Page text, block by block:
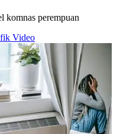
komnas perempuan
Video